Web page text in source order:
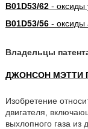
B01D53/62- оксиды
B01D53/56- оксиды
Владельцы
ДЖОНСОН МЭТТИ
Изобретение
двигателя,
выхлопного газа из